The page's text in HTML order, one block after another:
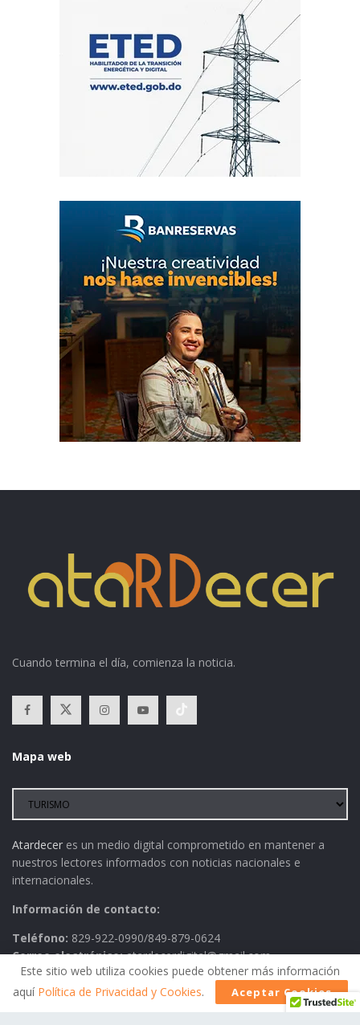
Cuando termina el día, comienza la noticia.
Mapa web
Atardecer es un medio digital comprometido en mantener a
nuestros lectores informados con noticias nacionales e
internacionales.
Información de contacto:
Teléfono: 829-922-0990/849-879-0624
Correo electrónico:atardecerdigital@gmail.com
Este sitio web utiliza cookies puede obtener más información
aquí Política de Privacidad y Cookies. Aceptar Cookies